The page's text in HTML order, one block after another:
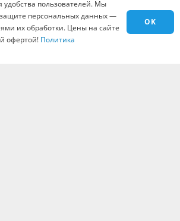
удобства пользователей. Мы
персональных данных —
их обработки. Цены на сайте
офертой! Политика
OK